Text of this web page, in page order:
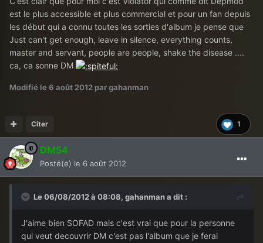
est le plus accessible et plus commercial et pour un fan depuis
les début qui a connu toutes les sorties d'album je pense que
Just can't get enough, leave in silence, everything counts,
master and servant, people are people, shake the disease ....
ca, ca sonne DM
Modifié le 6 août 2012 par gahanman
1
Citer
DM54
Posté(e) le 6 août 2012
Le 06/08/2012 à 08:08, gahanman a dit :
J'aime bien SOFAD mais c'est vrai que pour la personne
qui veut decouvrir DM c'est pas l'album que je ferai